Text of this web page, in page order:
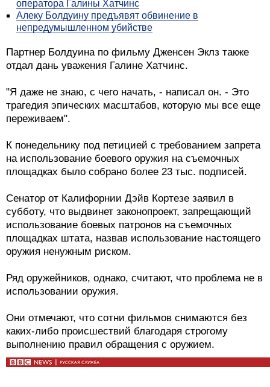
оператора Галины Хатчинс
Алеку Болдуину предъявят обвинение в
непредумышленном убийстве
Партнер Болдуина по фильму Дженсен Эклз также
отдал дань уважения Галине Хатчинс.
"Я даже не знаю, с чего начать, - написал он. - Это
трагедия эпических масштабов, которую мы все еще
переживаем".
К понедельнику под петицией с требованием запрета
на использование боевого оружия на съемочных
площадках было собрано более 23 тыс. подписей.
Сенатор от Калифорнии Дэйв Кортезе заявил в
субботу, что выдвинет законопроект, запрещающий
использование боевых патронов на съемочных
площадках штата, назвав использование настоящего
оружия ненужным риском.
Ряд оружейников, однако, считают, что проблема не в
использовании оружия.
Они отмечают, что сотни фильмов снимаются без
каких-либо происшествий благодаря строгому
выполнению правил обращения с оружием.